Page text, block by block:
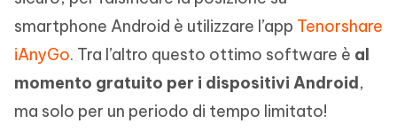
smartphone Android è utilizzare l’app Tenorshare
iAnyGo. Tra l’altro questo ottimo software è al
momento gratuito per i dispositivi Android,
ma solo per un periodo di tempo limitato!